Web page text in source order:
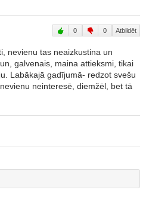
0 0 Atbildēt
nevienu tas neaizkustina un
galvenais, maina attieksmi, tikai
Labākajā gadījumā- redzot svešu
neinteresē, diemžēl, bet tā